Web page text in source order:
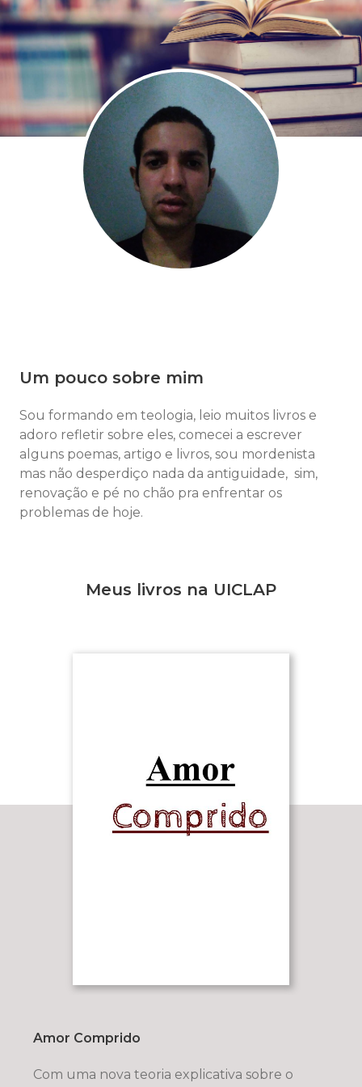
Um pouco sobre mim
Sou formando em teologia, leio muitos livros e
adoro refletir sobre eles, comecei a escrever
alguns poemas, artigo e livros, sou mordenista
mas não desperdiço nada da antiguidade, sim,
renovação e pé no chão pra enfrentar os
problemas de hoje.
Meus livros na UICLAP
Amor Comprido
Com uma nova teoria explicativa sobre o